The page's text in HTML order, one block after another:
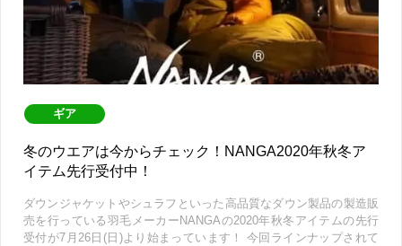
ギア
冬のウエアは今からチェック！NANGA2020年秋冬ア
イテム先行受付中！
ダウンジャケットやシュラフといった高品質なダウン製品の製造販
売を行っている羽毛メーカーNANGAの2020年秋冬アイテムの先行
受付が7月26日(日)より始まっています！ 今回ラインナップされて